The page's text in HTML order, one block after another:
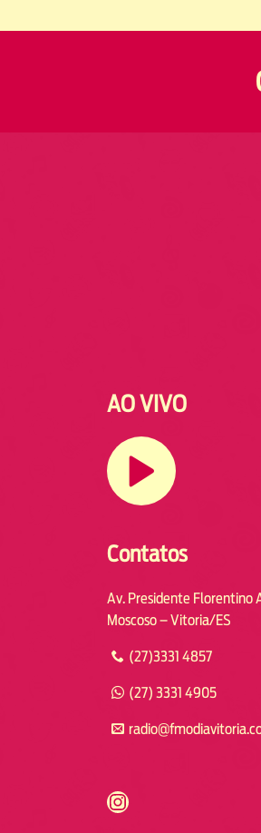
AO VIVO
Contatos
Av. Presidente Florentino
Moscoso – Vitoria/ES
(27)3331 4857
(27) 3331 4905
https://www.instagram.com/fmodia.cabofrio/